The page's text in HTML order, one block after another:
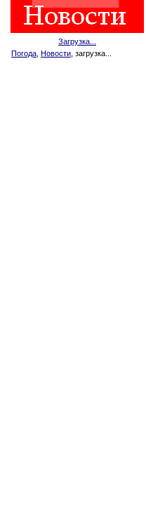
Загрузка...
Погода Новости , загрузка...